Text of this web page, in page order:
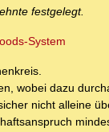
festgelegt.
System
wobei dazu
nicht alleine